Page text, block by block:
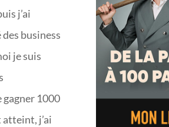
j’ai
business
je suis
gagner 1000
atteint, j’ai